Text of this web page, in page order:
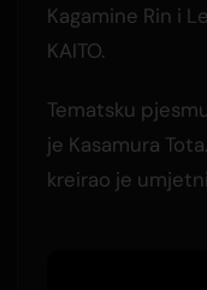
Kagamine Rin i
KAITO.
Tematsku
je Kasamura
kreirao je